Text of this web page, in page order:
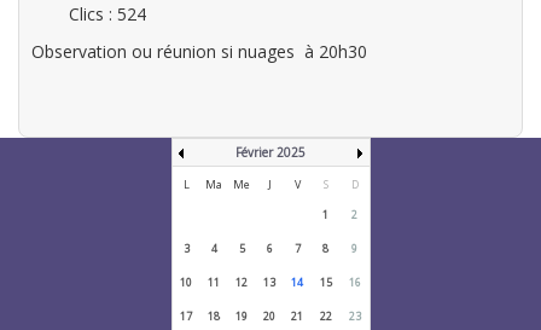
Clics : 524
Observation ou réunion si nuages à 20h30
Février 2025
L Ma Me J V S
D
1
2
3 4 5 6 7 8 9
10 11 12 13 14 15 16
17 18 19 20 21 22 23